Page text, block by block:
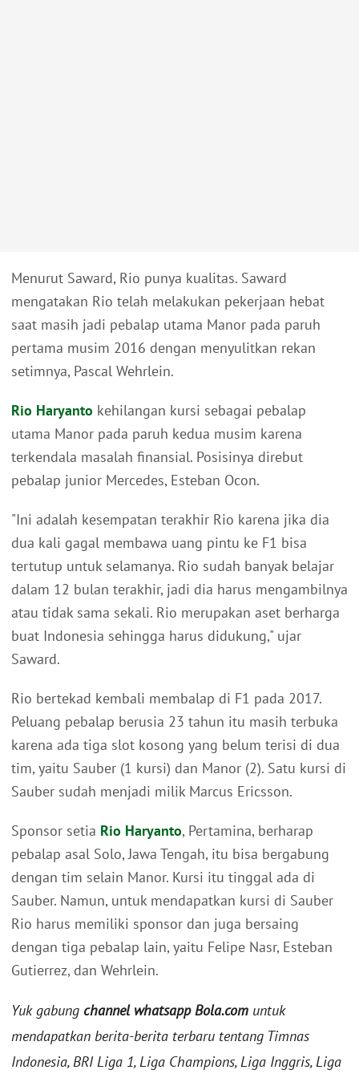
Menurut Saward, Rio punya kualitas. Saward
mengatakan Rio telah melakukan pekerjaan hebat
saat masih jadi pebalap utama Manor pada paruh
pertama musim 2016 dengan menyulitkan rekan
setimnya, Pascal Wehrlein.
Rio Haryanto kehilangan kursi sebagai pebalap
utama Manor pada paruh kedua musim karena
terkendala masalah finansial. Posisinya direbut
pebalap junior Mercedes, Esteban Ocon.
"Ini adalah kesempatan terakhir Rio karena jika dia
dua kali gagal membawa uang pintu ke F1 bisa
tertutup untuk selamanya. Rio sudah banyak belajar
dalam 12 bulan terakhir, jadi dia harus mengambilnya
atau tidak sama sekali. Rio merupakan aset berharga
buat Indonesia sehingga harus didukung," ujar
Saward.
Rio bertekad kembali membalap di F1 pada 2017.
Peluang pebalap berusia 23 tahun itu masih terbuka
karena ada tiga slot kosong yang belum terisi di dua
tim, yaitu Sauber (1 kursi) dan Manor (2). Satu kursi di
Sauber sudah menjadi milik Marcus Ericsson.
Sponsor setia Rio Haryanto, Pertamina, berharap
pebalap asal Solo, Jawa Tengah, itu bisa bergabung
dengan tim selain Manor. Kursi itu tinggal ada di
Sauber. Namun, untuk mendapatkan kursi di Sauber
Rio harus memiliki sponsor dan juga bersaing
dengan tiga pebalap lain, yaitu Felipe Nasr, Esteban
Gutierrez, dan Wehrlein.
Yuk gabung channel whatsapp Bola.com untuk
mendapatkan berita-berita terbaru tentang Timnas
Indonesia, BRI Liga 1, Liga Champions, Liga Inggris, Liga